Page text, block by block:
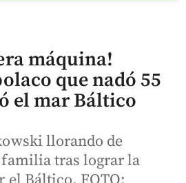
máquina!
que nadó 55
el mar Báltico
llorando de
tras lograr la